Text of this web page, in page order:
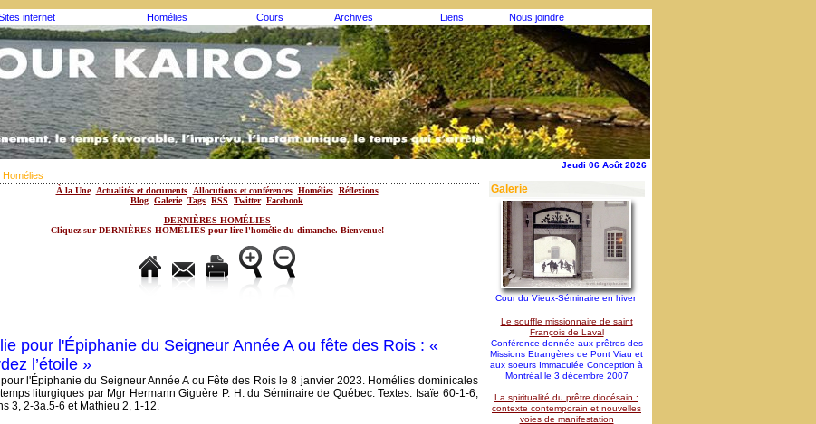
internet Homélies Cours Archives Liens Nous joindre
Jeudi 06 Août 2026
Homélies
À la Une Actualités et documents Allocutions et conférences Homélies Réflexions
Blog Galerie Tags RSS Twitter Facebook
DERNIÈRES HOMÉLIES
Cliquez sur DERNIÈRES HOMÉLIES pour lire l'homélie du dimanche. Bienvenue!
pour l'Épiphanie du Seigneur Année A ou fête des Rois : «
l’étoile »
l'Épiphanie du Seigneur Année A ou Fête des Rois le 8 janvier 2023. Homélies dominicales
liturgiques par Mgr Hermann Giguère P. H. du Séminaire de Québec. Textes: Isaïe 60-1-6,
3, 2-3a.5-6 et Mathieu 2, 1-12.
Galerie
Cour du Vieux-Séminaire en hiver
Le souffle missionnaire de saint
François de Laval
Conférence donnée aux prêtres des
Missions Etrangères de Pont Viau et
aux soeurs Immaculée Conception à
Montréal le 3 décembre 2007
La spiritualité du prêtre diocésain :
contexte contemporain et nouvelles
voies de manifestation